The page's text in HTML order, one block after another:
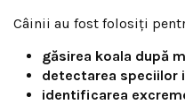
Câinii au fost folosiți
găsirea koala după
detectarea speciilor
identificarea